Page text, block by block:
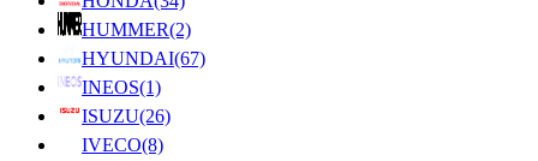
HUMMER(2)
HYUNDAI(67)
INEOS(1)
ISUZU(26)
IVECO(8)